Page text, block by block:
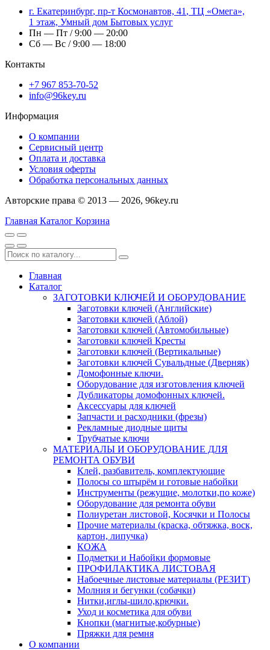
г. Екатеринбург, пр-т Космонавтов, 41, ТЦ «Омега»,
1 этаж, Умный дом Бытовых услуг
Пн — Пт / 9:00 — 20:00
Сб — Вс / 9:00 — 18:00
Контакты
+7 967 853-70-52
info@96key.ru
Информация
О компании
Сервисный центр
Оплата и доставка
Условия оферты
Обработка персональных данных
Авторские права © 2013 — 2026, 96key.ru
Главная Каталог Корзина
Главная
Каталог
ЗАГОТОВКИ КЛЮЧЕЙ И ОБОРУДОВАНИЕ
Заготовки ключей (Английские)
Заготовки ключей (Аблой)
Заготовки ключей (Автомобильные)
Заготовки ключей Кресты
Заготовки ключей (Вертикальные)
Заготовки ключей Сувальдные (Дверняк)
Домофонные ключи.
Оборудование для изготовления ключей
Дубликаторы домофонных ключей.
Аксессуары для ключей
Запчасти и расходники (фрезы)
Рекламные диодные щиты
Трубчатые ключи
МАТЕРИАЛЫ И ОБОРУДОВАНИЕ ДЛЯ
РЕМОНТА ОБУВИ
Клей, разбавитель, комплектующие
Полосы со штырём и готовые набойки
Инструменты (режущие, молотки,по коже)
Оборудование для ремонта обуви
Полиуретан листовой, Косячки и Полосы
Прочие материалы (краска, обтяжка, воск,
картон, липучка)
КОЖА
Подметки и Набойки формовые
ПРОФИЛАКТИКА ЛИСТОВАЯ
Набоечные листовые материалы (РЕЗИТ)
Молния и бегунки (собачки)
Нитки,иглы-шило,крючки.
Уход и косметика для обуви
Кнопки (магнитые,кобурные)
Пряжки для ремня
О компании